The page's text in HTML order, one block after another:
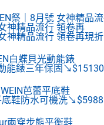
神精品流行 領卷再
神精品流行 領卷再現折
能錶三年保固↘$15130
底鞋防水可機洗↘$5988